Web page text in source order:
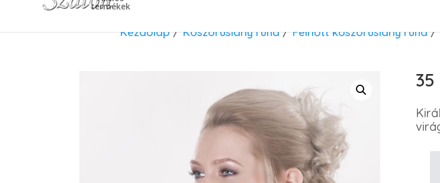
termékek
Kezdőlap/Koszorúslány ruha/Felnőtt koszorúslány ruha/